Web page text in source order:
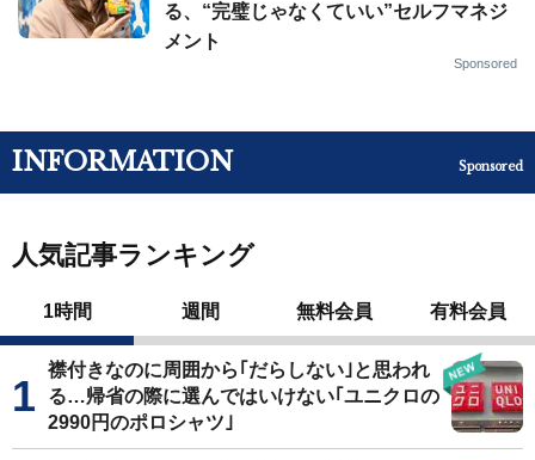
る、“完璧じゃなくていい”セルフマネジ
メント
Sponsored
INFORMATION Sponsored
人気記事ランキング
1時間 週間 無料会員 有料会員
襟付きなのに周囲から｢だらしない｣と思われ
る…帰省の際に選んではいけない｢ユニクロの
2990円のポロシャツ｣